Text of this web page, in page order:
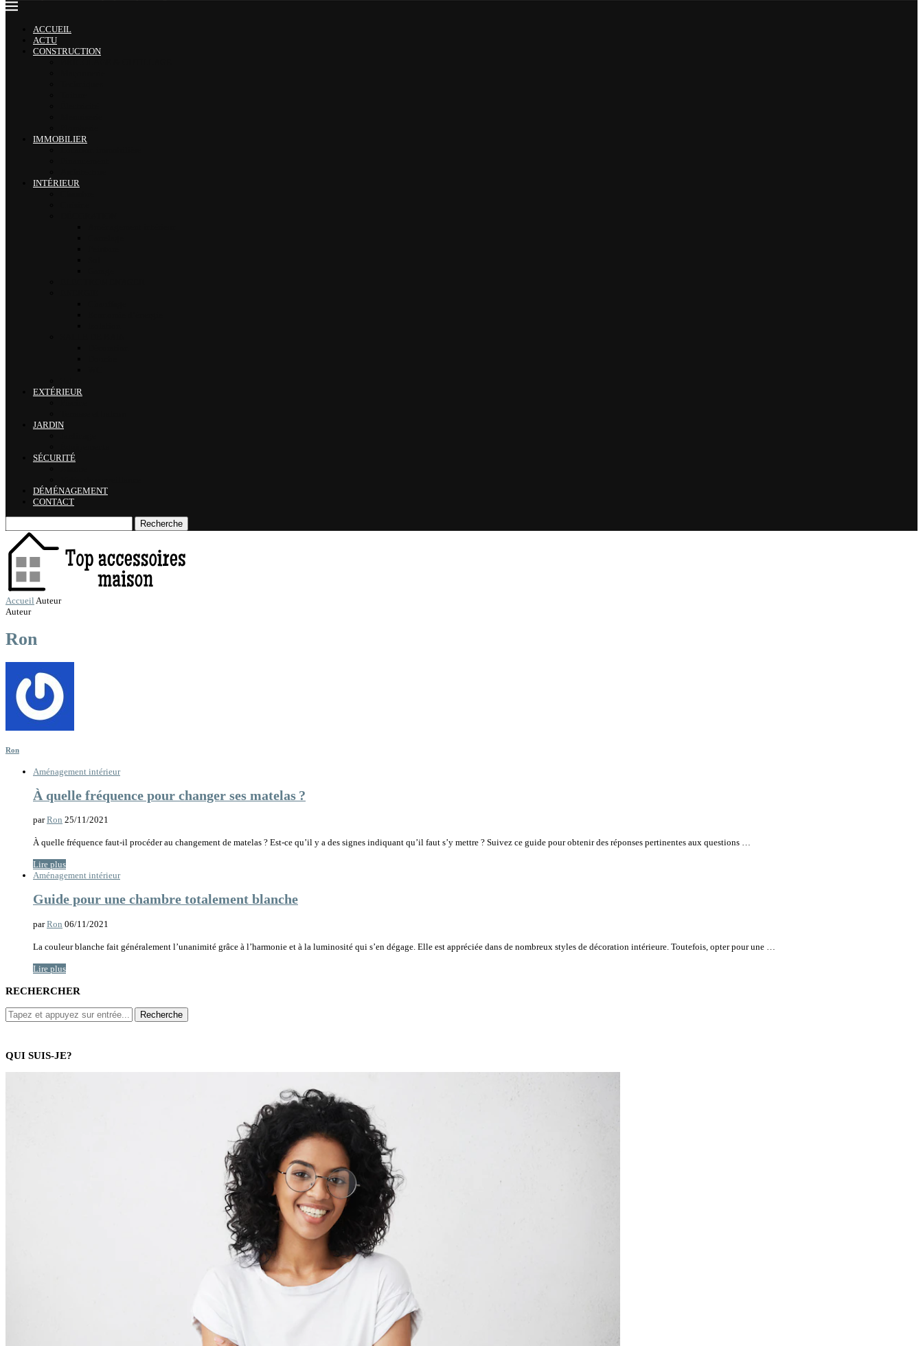
ACCUEIL
ACTU
CONSTRUCTION
IMMOBILIER
INTÉRIEUR
EXTÉRIEUR
JARDIN
SÉCURITÉ
DÉMÉNAGEMENT
CONTACT
Recherche
Accueil Auteur
Auteur
Ron
Ron
Aménagement intérieur
À quelle fréquence pour changer ses matelas ?
parRon 25/11/2021
À quelle fréquence faut-il procéder au changement de matelas ? Est-ce qu’il y a des signes indiquant qu’il faut s’y mettre ? Suivez ce guide pour obtenir des réponses pertinentes aux questions …
Lire plus
Aménagement intérieur
Guide pour une chambre totalement blanche
parRon 06/11/2021
La couleur blanche fait généralement l’unanimité grâce à l’harmonie et à la luminosité qui s’en dégage. Elle est appréciée dans de nombreux styles de décoration intérieure. Toutefois, opter pour une …
Lire plus
RECHERCHER
QUI SUIS-JE?